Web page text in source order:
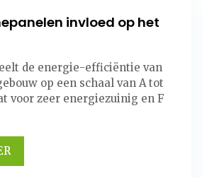
invloed op het
de energie-efficiëntie van
op een schaal van A tot
voor zeer energiezuinig en F